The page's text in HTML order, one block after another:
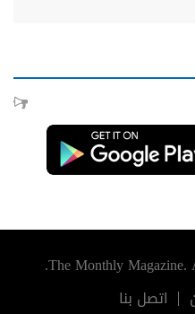
اتصل بنا